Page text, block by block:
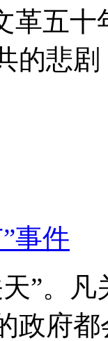
革五
的悲
事件
”。
政府